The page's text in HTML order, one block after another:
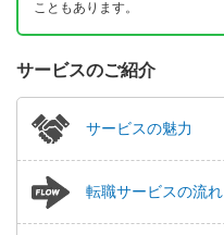
こともあります。
サービスのご紹介
サービスの魅力
転職サービスの流れ